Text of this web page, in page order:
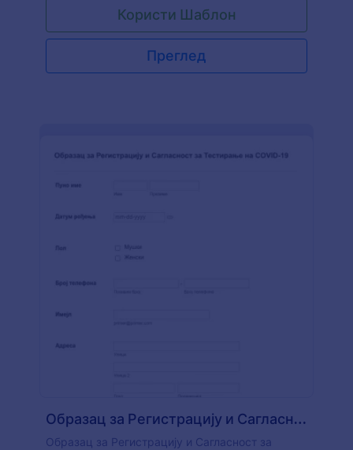
Користи Шаблон
Преглед
Образац за Регистрацију и Сагласност за Тестирање на CO
Образац за Регистрацију и Сагласност за